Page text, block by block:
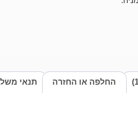
תנאי החלפה או החזרה